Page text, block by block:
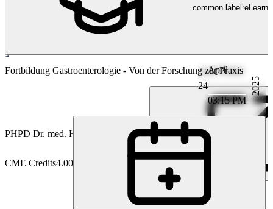
Gastroenterologie
24
April
03:15 PM
2025
CME Credits4.00
Fortbildung Gastroenterologie - Von der Forschung zur Praxis
PHPD Dr. med. Hans H. Herfarth